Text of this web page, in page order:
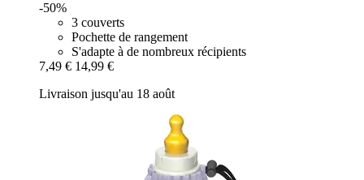
-50%
3 couverts
Pochette de rangement
S'adapte à de nombreux récipients
7,49 € 14,99 €
Livraison jusqu'au 18 août